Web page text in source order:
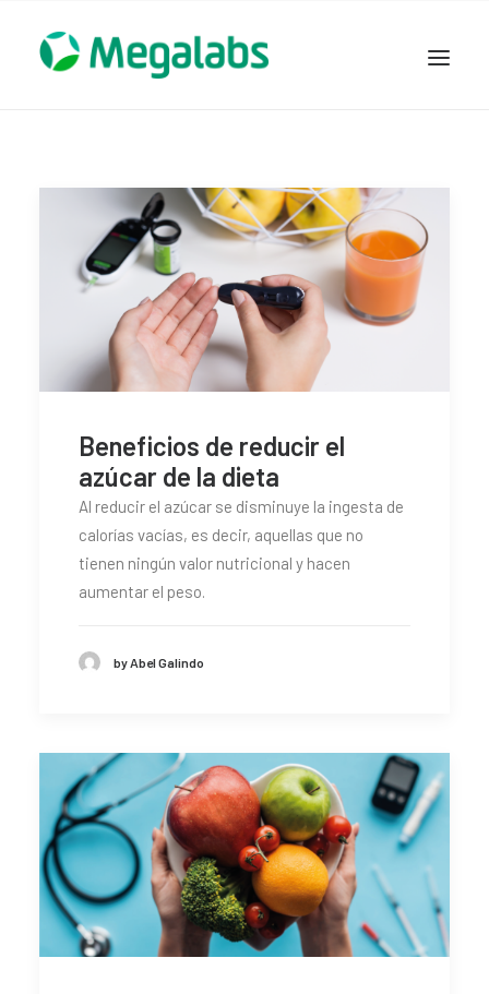
PRODUCTOS
MEGASALUD
GARDEN HOUSE
ENTEREX
SEGURIDAD Y RESPALDO
TRABAJAR EN MEGALABS
CONTACTO
SEARCH
Beneficios de reducir el
azúcar de la dieta
Al reducir el azúcar se disminuye la ingesta de
calorías vacías, es decir, aquellas que no
tienen ningún valor nutricional y hacen
aumentar el peso.
by Abel Galindo